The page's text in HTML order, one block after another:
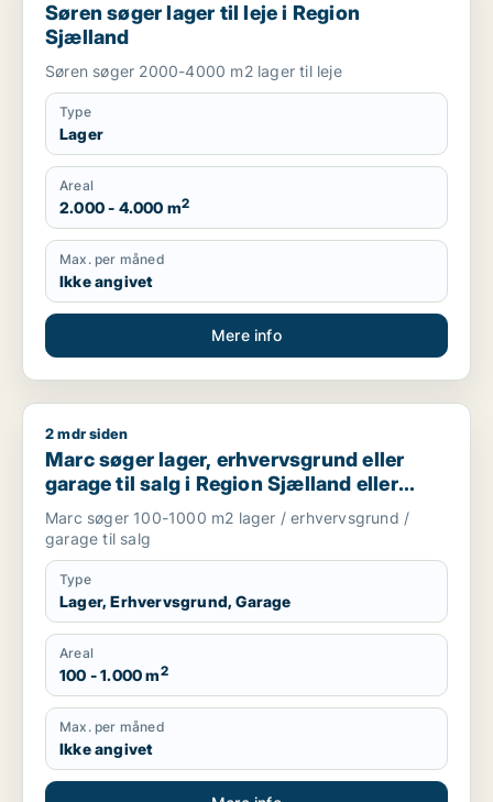
Søren søger lager til leje i Region
Sjælland
Søren søger 2000-4000 m2 lager til leje
Type
Lager
Areal
2.000 - 4.000 m2
Max. per måned
Ikke angivet
Mere info
Marc søger lager, erhvervsgrund eller garage til salg i
2 mdr siden
Marc søger lager, erhvervsgrund eller
garage til salg i Region Sjælland eller
Nordsjælland
Marc søger 100-1000 m2 lager / erhvervsgrund /
garage til salg
Type
Lager, Erhvervsgrund, Garage
Areal
100 - 1.000 m2
Max. per måned
Ikke angivet